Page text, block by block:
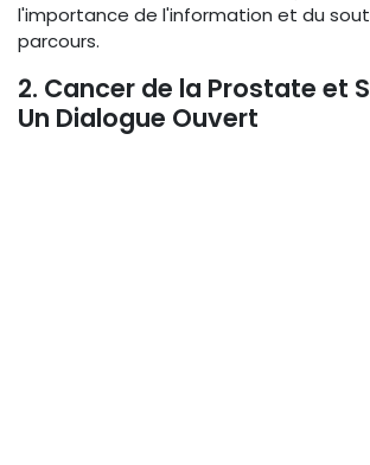
l'importance de l'information et du
parcours.
2. Cancer de la Prostate et
Un Dialogue Ouvert